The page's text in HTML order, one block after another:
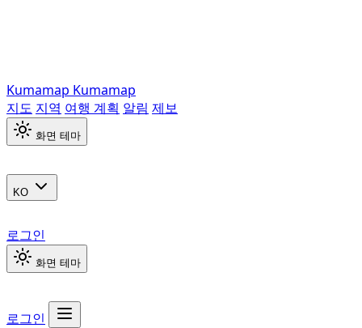
Kumamap Kumamap
지도 지역 여행 계획 알림 제보
화면 테마
KO
로그인
화면 테마
로그인